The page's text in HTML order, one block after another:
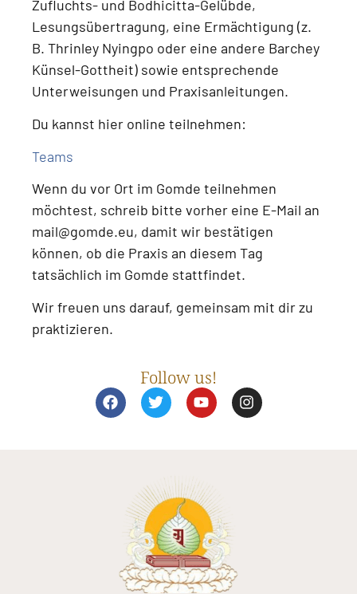
Zufluchts- und Bodhicitta-Gelübde,
Lesungsübertragung, eine Ermächtigung (z.
B. Thrinley Nyingpo oder eine andere Barchey
Künsel-Gottheit) sowie entsprechende
Unterweisungen und Praxisanleitungen.
Du kannst hier online teilnehmen:
Teams
Wenn du vor Ort im Gomde teilnehmen
möchtest, schreib bitte vorher eine E-Mail an
mail@gomde.eu, damit wir bestätigen
können, ob die Praxis an diesem Tag
tatsächlich im Gomde stattfindet.
Wir freuen uns darauf, gemeinsam mit dir zu
praktizieren.
Follow us!
F
a
T
w
r
Y
o
e
I
n